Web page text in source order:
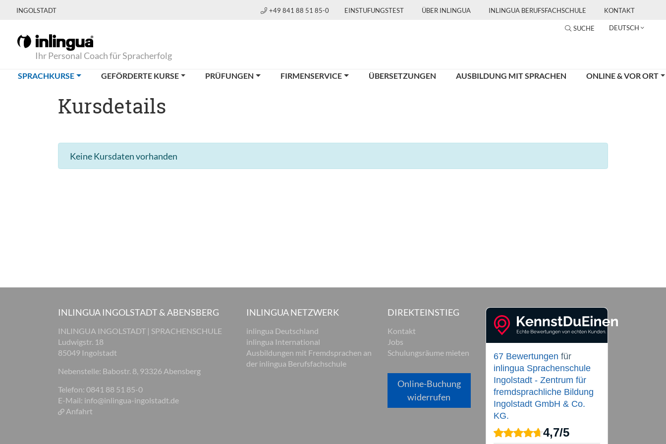
INGOLSTADT +49 841 88 51 85-0 EINSTUFUNGSTEST ÜBER INLINGUA INLINGUA BERUFSFACHSCHULE KONTAKT
SUCHE DEUTSCH
Ihr Personal Coach für Spracherfolg
SPRACHKURSE(CURRENT)GEFÖRDERTE KURSE PRÜFUNGEN FIRMENSERVICE ÜBERSETZUNGEN AUSBILDUNG MIT SPRACHEN ONLINE & VOR ORT
Kursdetails
Keine Kursdaten vorhanden
INLINGUA INGOLSTADT & ABENSBERG
INLINGUA INGOLSTADT | SPRACHENSCHULE
Ludwigstr. 18
85049 Ingolstadt
Nebenstelle: Babostr. 8, 93326 Abensberg
Telefon: 0841 88 51 85-0
E-Mail: info@inlingua-ingolstadt.de
Anfahrt
INLINGUA NETZWERK
inlingua Deutschland
inlingua International
Ausbildungen mit Fremdsprachen an
der inlingua Berufsfachschule
DIREKTEINSTIEG
Kontakt
Jobs
Schulungsräume mieten
Online-Buchung
widerrufen
67 Bewertungen für
inlingua Sprachenschule
Ingolstadt - Zentrum für
fremdsprachliche Bildung
Ingolstadt GmbH & Co.
KG.
4,7/5